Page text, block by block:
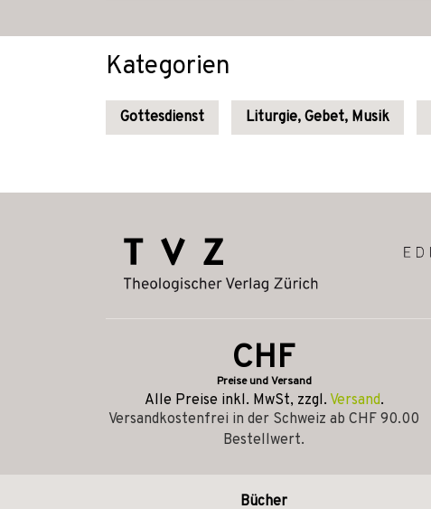
Kategorien
Gottesdienst Liturgie, Gebet, Musik
CHF
Preise und Versand
Alle Preise inkl. MwSt, zzgl. Versand.
Versandkostenfrei in der Schweiz ab CHF 90.00
Bestellwert.
Bücher